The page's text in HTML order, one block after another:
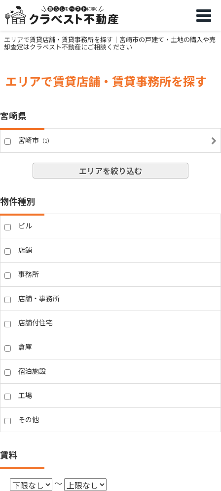
エリアで賃貸店舗・賃貸事務所を探す｜宮崎市の戸建て・土地の購入や売
却査定はクラベスト不動産にご相談ください
エリアで賃貸店舗・賃貸事務所を探す
宮崎県
宮崎市 （1）
エリアを絞り込む
物件種別
ビル
店舗
事務所
店舗・事務所
店舗付住宅
倉庫
宿泊施設
工場
その他
賃料
～